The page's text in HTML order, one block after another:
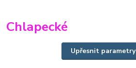
Chlapecké
Upřesnit parametry